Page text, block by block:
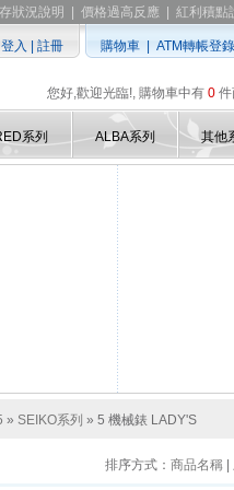
狀況說明 價格過高反應 紅利積點
登入 註冊 購物車 ATM轉帳登錄
您好,歡迎光臨!, 購物車中有 0 件
系列 ALBA系列 其他
» SEIKO系列 » 5 機械錶 LADY'S
排序方式： 商品名稱